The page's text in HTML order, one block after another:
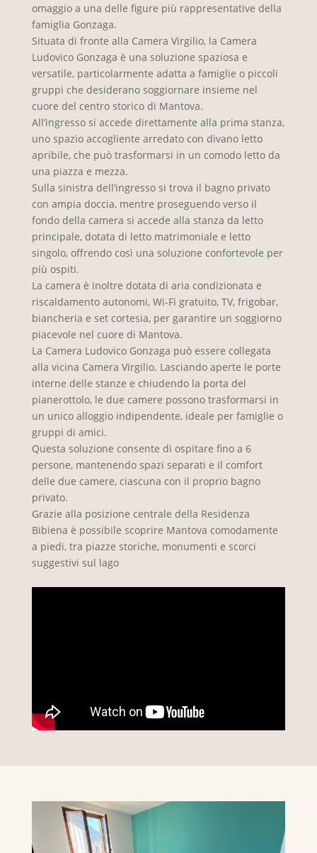
omaggio a una delle figure più rappresentative della
famiglia Gonzaga.
Situata di fronte alla Camera Virgilio, la Camera
Ludovico Gonzaga è una soluzione spaziosa e
versatile, particolarmente adatta a famiglie o piccoli
gruppi che desiderano soggiornare insieme nel
cuore del centro storico di Mantova.
All’ingresso si accede direttamente alla prima stanza,
uno spazio accogliente arredato con divano letto
apribile, che può trasformarsi in un comodo letto da
una piazza e mezza.
Sulla sinistra dell’ingresso si trova il bagno privato
con ampia doccia, mentre proseguendo verso il
fondo della camera si accede alla stanza da letto
principale, dotata di letto matrimoniale e letto
singolo, offrendo così una soluzione confortevole per
più ospiti.
La camera è inoltre dotata di aria condizionata e
riscaldamento autonomi, Wi-Fi gratuito, TV, frigobar,
biancheria e set cortesia, per garantire un soggiorno
piacevole nel cuore di Mantova.
La Camera Ludovico Gonzaga può essere collegata
alla vicina Camera Virgilio. Lasciando aperte le porte
interne delle stanze e chiudendo la porta del
pianerottolo, le due camere possono trasformarsi in
un unico alloggio indipendente, ideale per famiglie o
gruppi di amici.
Questa soluzione consente di ospitare fino a 6
persone, mantenendo spazi separati e il comfort
delle due camere, ciascuna con il proprio bagno
privato.
Grazie alla posizione centrale della Residenza
Bibiena è possibile scoprire Mantova comodamente
a piedi, tra piazze storiche, monumenti e scorci
suggestivi sul lago